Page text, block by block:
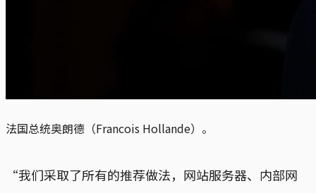
法国总统奥朗德（Francois Hollande）。
“我们采取了所有的推荐做法，网站服务器、内部网